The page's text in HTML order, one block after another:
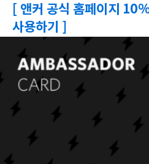
[ 앤커 공식 홈페이지
사용하기 ]